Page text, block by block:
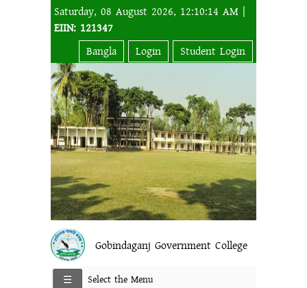
Saturday, 08 August 2026, 12:10:14 AM |
EIIN: 121347
Bangla
Login Student Login
Gobindaganj Government College
Select the Menu